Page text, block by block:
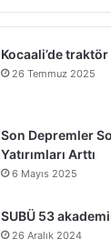
Kocaali’de traktör
26 Temmuz 2025
Son Depremler
Yatırımları Arttı
6 Mayıs 2025
SUBÜ 53
26 Aralık 2024